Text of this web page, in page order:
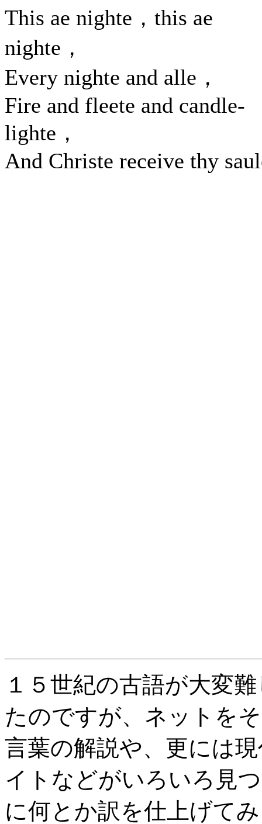
This ae nighte，this ae
nighte，
Every nighte and alle，
Fire and fleete and candle-
lighte，
And Christe receive thy
１５世紀の古語が大変
たのですが、ネットを
言葉の解説や、更には
イトなどがいろいろ見
に何とか訳を仕上げて